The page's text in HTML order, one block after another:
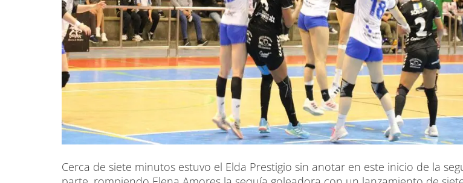
Cerca de siete minutos estuvo el Elda Prestigio sin anotar en este inicio de la